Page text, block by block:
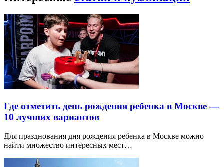
Где отметить день рождения ребенка в Москве —
10 лучших вариантов
Для празднования дня рождения ребенка в Москве можно
найти множество интересных мест…